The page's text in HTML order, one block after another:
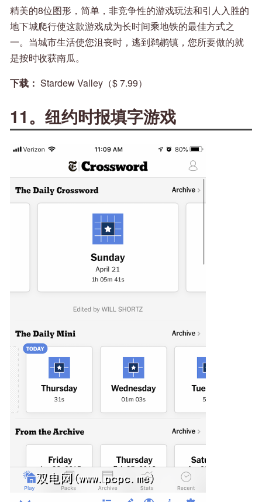
精美的8位图形，简单，非竞争性的游戏玩法和引人入胜的
地下城爬行使这款游戏成为长时间乘地铁的最佳方式之
一。当城市生活使您沮丧时，逃到鹈鹕镇，您所要做的就
是按时收获南瓜。
下载： Stardew Valley（$ 7.99）
11。纽约时报填字游戏